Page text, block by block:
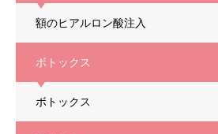
額のヒアルロン酸注入
ボトックス
ボトックス